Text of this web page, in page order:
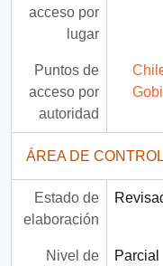
acceso por
lugar
Puntos de
acceso por
autoridad
ÁREA DE
Estado de
elaboración
Nivel de
Parcial